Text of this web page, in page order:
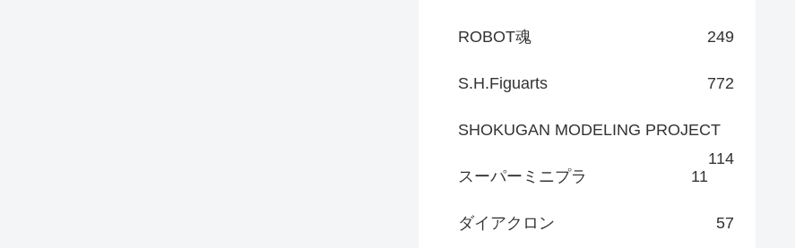
ROBOT魂 249
S.H.Figuarts 772
SHOKUGAN MODELING PROJECT
114
スーパーミニプラ
11
ダイアクロン 57